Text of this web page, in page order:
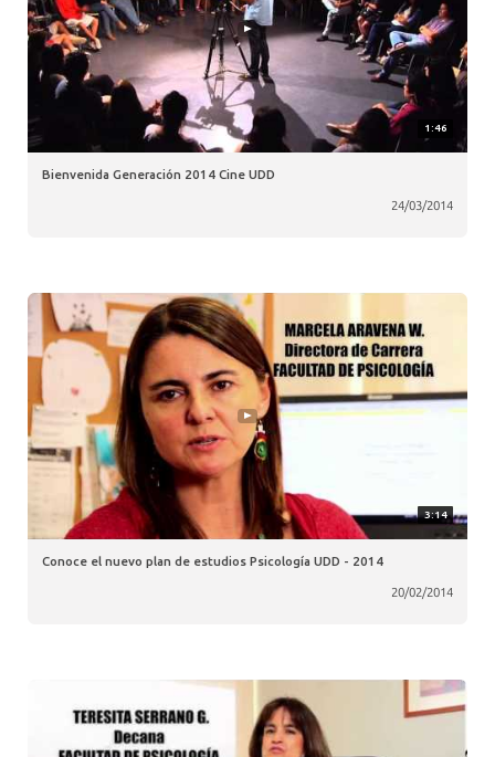
1:46
Bienvenida Generación 2014 Cine UDD
24/03/2014
3:14
Conoce el nuevo plan de estudios Psicología UDD - 2014
20/02/2014